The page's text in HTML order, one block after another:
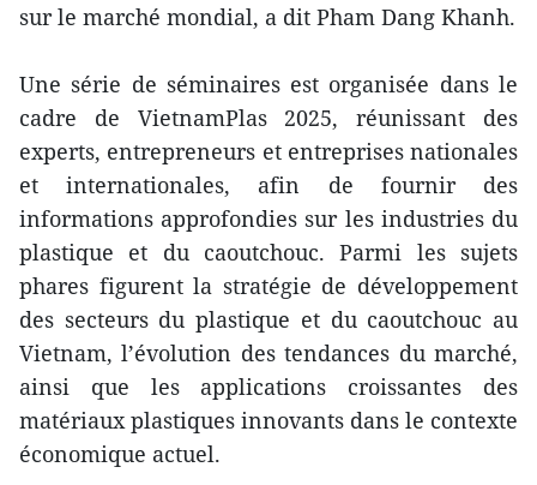
sur le marché mondial, a dit Pham Dang Khanh.
Une série de séminaires est organisée dans le
cadre de VietnamPlas 2025, réunissant des
experts, entrepreneurs et entreprises nationales
et internationales, afin de fournir des
informations approfondies sur les industries du
plastique et du caoutchouc. Parmi les sujets
phares figurent la stratégie de développement
des secteurs du plastique et du caoutchouc au
Vietnam, l’évolution des tendances du marché,
ainsi que les applications croissantes des
matériaux plastiques innovants dans le contexte
économique actuel.